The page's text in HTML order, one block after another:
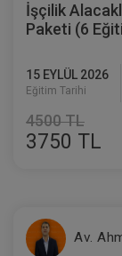
Çocuk
360 TL
İşçilik
Paketi (6
15 EYLÜL 2026
Eğitim Tarihi
4500 TL
3750 TL
Av.